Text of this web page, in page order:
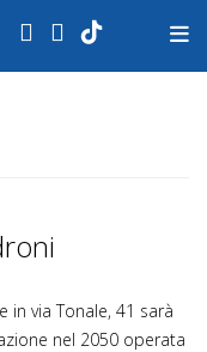
.
in via Tonale, 41 sarà
nel 2050 operata